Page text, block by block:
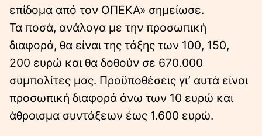
επίδομα από τον ΟΠΕΚΑ» σημείωσε.
Τα ποσά, ανάλογα με την προσωπική
διαφορά, θα είναι της τάξης των 100, 150,
200 ευρώ και θα δοθούν σε 670.000
συμπολίτες μας. Προϋποθέσεις γι’ αυτά είναι
προσωπική διαφορά άνω των 10 ευρώ και
άθροισμα συντάξεων έως 1.600 ευρώ.